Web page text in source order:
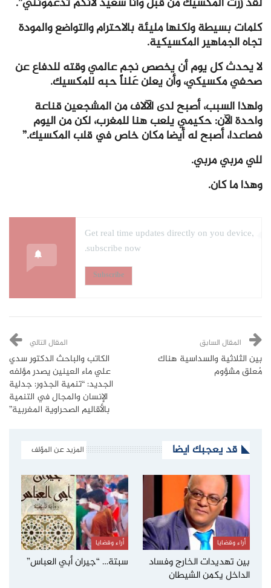
كلمات بسيطة ولكنها مليئة بالاحترام والتواضع والمودة
تجاه الجماهير المكسيكية.
لا يحدث كل يوم أن يخصص نجم عالمي وقته للدفاع عن
صحفي مكسيكي، وأن يعلن عَلناً حبه للمكسيك.
ولهذا السبب، أصبح لدى الآلاف من المشجعين قناعة
واحدة الآن: حكيمي يلعب هنا للمغرب، لكن من اليوم
فصاعدا، أصبح له أيضا مكان خاص في قلب المكسيك.”
للي مربي مربي.
وهذا ما كان.
Get real time updates directly on you device,
subscribe now.
Subscribe
المقال السابق
بين الثلاثية والسداسية هناك
مُعلق مشؤوم
المقال التالي
الكاتب والباحث الدكتور سدي
علي ماء العينين يصدر مؤلفه
الجديد: “تنمية الجذور: جدلية
الإنسان والمجال في التنمية
بالأقاليم الصحراوية المغربية”
قد يعجبك ايضا المزيد عن المؤلف
أراء وقضايا
بين تهديدات الخارج وفساد
الداخل يكمن الشيطان
أراء وقضايا
سبتة… “جيران أبي العباس”